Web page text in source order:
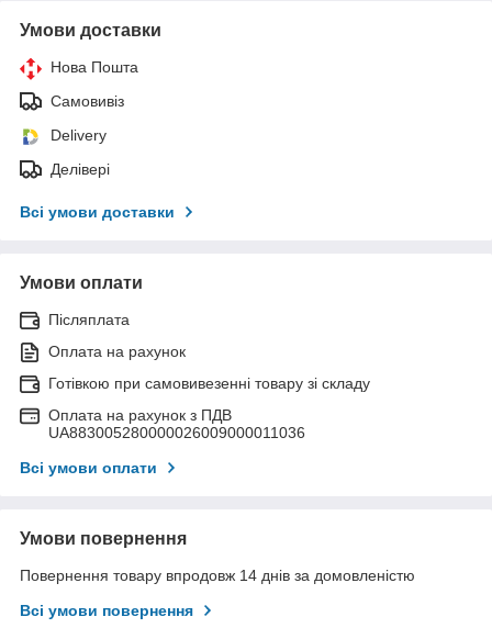
Умови доставки
Нова Пошта
Самовивіз
Delivery
Делівері
Всі умови доставки
Умови оплати
Післяплата
Оплата на рахунок
Готівкою при самовивезенні товару зі складу
Оплата на рахунок з ПДВ
UA883005280000026009000011036
Всі умови оплати
Умови повернення
Повернення товару впродовж 14 днів за домовленістю
Всі умови повернення